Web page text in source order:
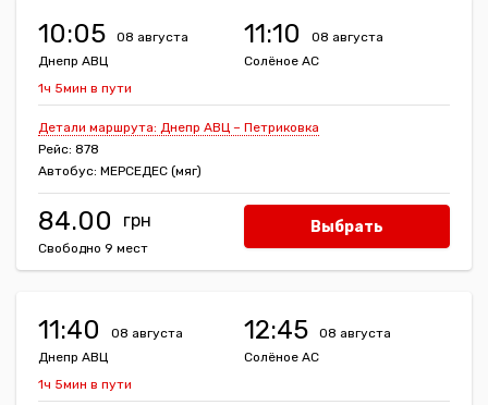
10:05
08 августа
Днепр АВЦ
11:10
08 августа
Солёное АС
1ч 5мин в пути
Детали маршрута: Днепр АВЦ – Петриковка
Рейс: 878
Автобус: МЕРСЕДЕС (мяг)
84.00
Свободно 9 мест
Выбрать
11:40
08 августа
Днепр АВЦ
12:45
08 августа
Солёное АС
1ч 5мин в пути